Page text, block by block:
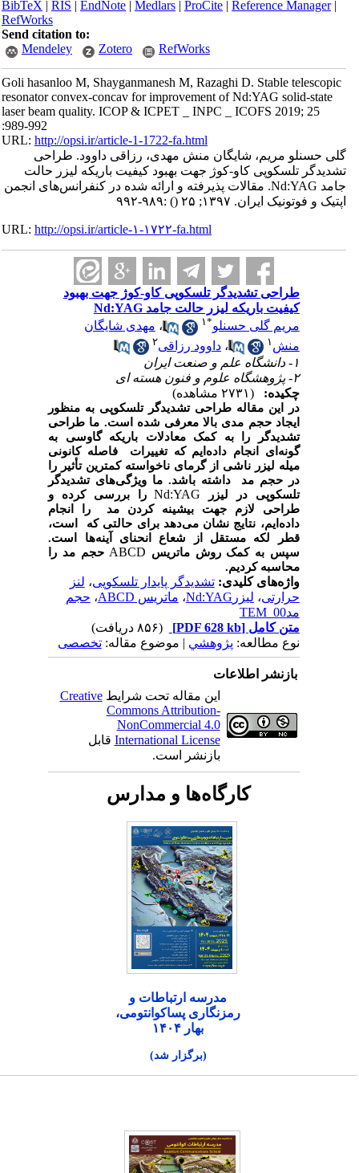
BibTeX|RIS|EndNote|Medlars|ProCite|Reference Manager
RefWorks
Send citation to:
Mendeley
Zotero RefWorks
Goli hasanloo M, Shayganmanesh M, Razaghi D. Stable telescopic
resonator convex-concav for improvement of Nd:YAG solid-state
laser beam quality. ICOP & ICPET _ INPC _ ICOFS 2019; 25
:989-992
URL:http://opsi.ir/article-1-1722-fa.html
گلی حسنلو مریم، شایگان منش مهدی، رزاقی داوود. طراحی
تشدیدگر تلسکوپی کاو-کوژ جهت بهبود کیفیت باریکه لیزر حالت
جامد Nd:YAG. مقالات پذیرفته و ارائه شده در کنفرانس‌های انجمن
اپتیک و فوتونیک ایران. ۱۳۹۷; ۲۵
() :۹۸۹-۹۹۲
URL:http://opsi.ir/article-۱-۱۷۲۲-fa.html
طراحی تشدیدگر تلسکوپی کاو-کوژ جهت بهبود
کیفیت باریکه لیزر حالت جامد Nd:YAG
مریم گلی حسنلو* ۱ ،مهدی شایگان
منش۱ ،داوود رزاقی
چکیده:
در این مقاله طراحی تشدیدگر تلسکوپی به منظور
ایجاد حجم مدی بالا معرفی شده است. ما طراحی
تشدیدگر را به کمک معادلات باریکه گاوسی به
گونه‌ای انجام داده‌ایم که تغییرات فاصله کانونی
میله لیزر ناشی از گرمای ناخواسته کمترین تأثیر را
در حجم مدداشته باشد. ما ویژگی‌های تشدیدگر
تلسکوپی در لیزر
Nd:YAGرا بررسی کرده و
طراحی لازم جهت بیشینه کردن مدرا انجام
داده‌ایم، نتایج نشان می‌دهد برای حالتی کهاست،
قطر لکه مستقل از شعاع انحنای آینه‌ها است.
سپس به کمک روش ماتریسABCDحجم مد را
محاسبه کردیم.
واژه‌های کلیدی:تشدیدگر پایدار تلسکوپی،لنز
حرارتی،لیزرNd:YAG ،ماتریس ABCD ،حجم
مدTEM_00
متن کامل[PDF 628 kb]
نوع مطالعه:پژوهشي| موضوع مقاله:تخصصی
بازنشر اطلاعات
این مقاله تحت شرایطCreative
Commons Attribution-
NonCommercial 4.0
International Licenseقابل
بازنشر است.
کارگاه‌ها و مدارس
مدرسه ارتباطات و
رمزنگاری پساکوانتومی،
بهار ۱۴۰۴
(برگزار شد)